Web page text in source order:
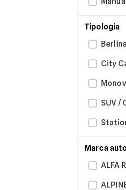
Tipologia
Berlina
City
SUV /
Marca
ALFA